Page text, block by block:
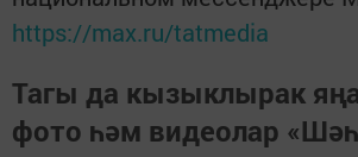
https://max.ru/tatmedia
Тагы да кызыклырак
фото һәм видеолар